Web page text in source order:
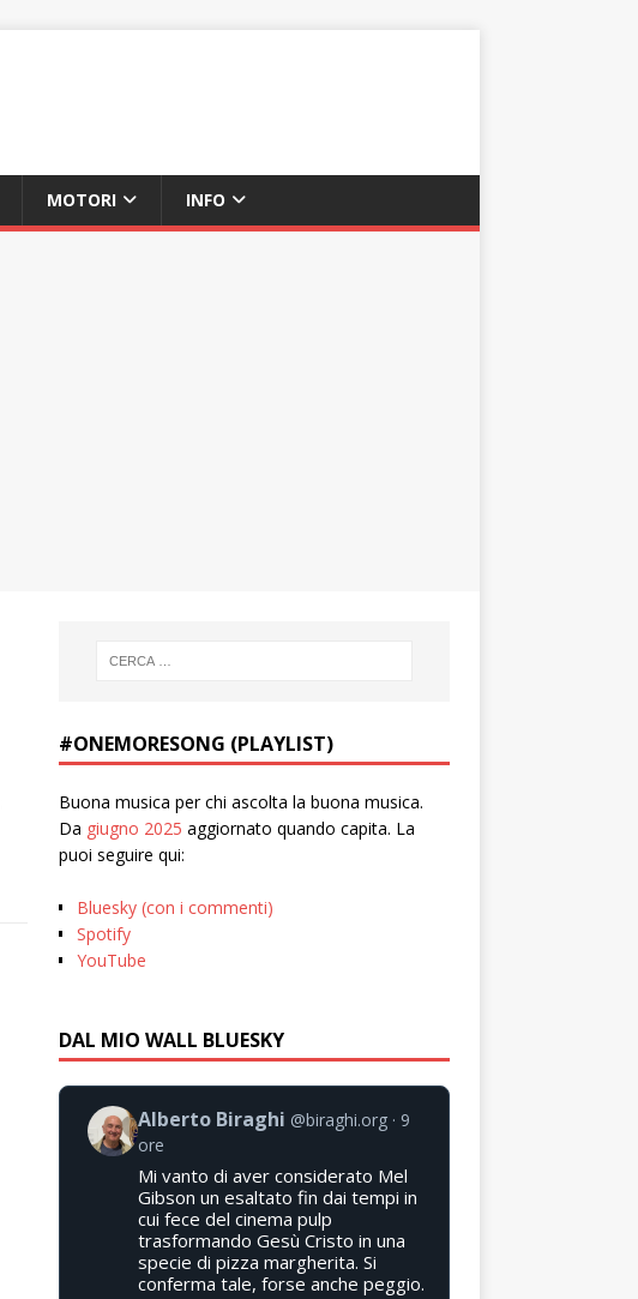
MOTORI INFO
#ONEMORESONG (PLAYLIST)
Buona musica per chi ascolta la buona musica.
Da giugno 2025 aggiornato quando capita. La
puoi seguire qui:
Bluesky (con i commenti)
Spotify
YouTube
DAL MIO WALL BLUESKY
Alberto Biraghi @biraghi.org
9
ore
Mi vanto di aver considerato Mel
Gibson un esaltato fin dai tempi in
cui fece del cinema pulp
trasformando Gesù Cristo in una
specie di pizza margherita. Si
conferma tale, forse anche peggio.